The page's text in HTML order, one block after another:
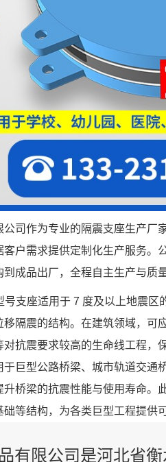
公司作为专业的隔震支座生产
户需求提供定制化生产服务。
成品出厂，全程自主生产与质
号支座适用于 7 度及以上地震区
隔震的结构。在建筑领域，可
抗震要求较高的生命线工程，
巨型公路桥梁、城市轨道交通
桥梁的抗震性能与使用寿命。
等结构，为各类巨型工程提供
有限公司是河北省